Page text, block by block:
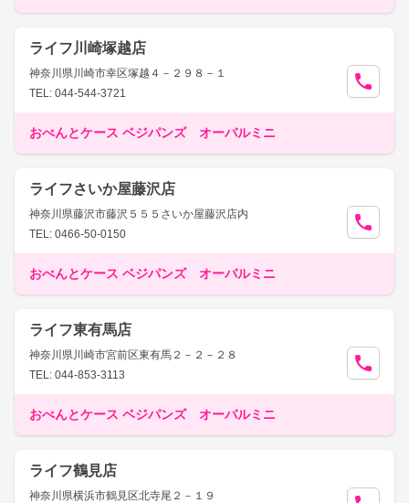
ライフ川崎塚越店
神奈川県川崎市幸区塚越４－２９８－１
TEL: 044-544-3721
おべんとケース ベジパンズ オーバルミニ
ライフさいか屋藤沢店
神奈川県藤沢市藤沢５５５さいか屋藤沢店内
TEL: 0466-50-0150
おべんとケース ベジパンズ オーバルミニ
ライフ東有馬店
神奈川県川崎市宮前区東有馬２－２－２８
TEL: 044-853-3113
おべんとケース ベジパンズ オーバルミニ
ライフ鶴見店
神奈川県横浜市鶴見区北寺尾２－１９